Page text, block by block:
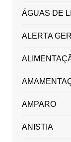
ÁGUAS DE
ALERTA
AMPARO
ANISTIA